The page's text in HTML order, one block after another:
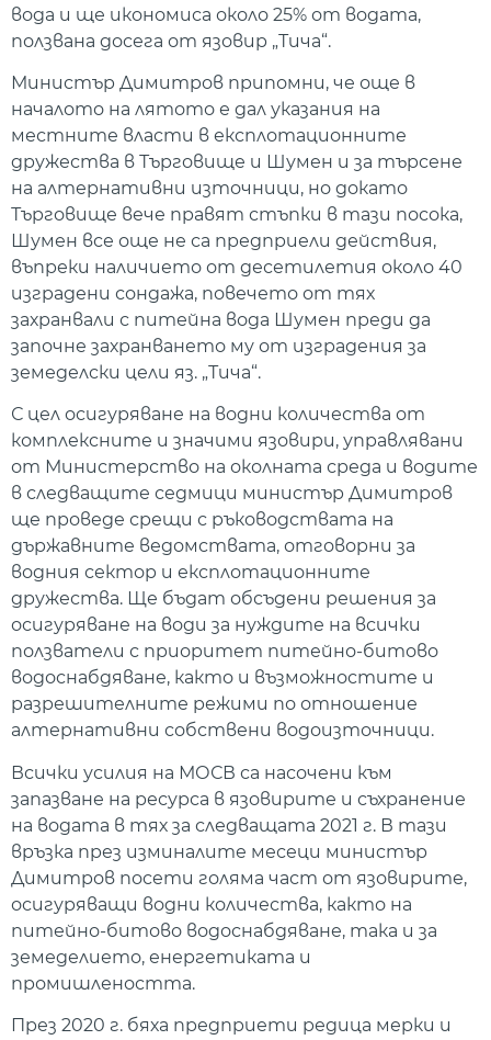
вода и ще икономиса около 25% от водата,
ползвана досега от язовир „Тича“.
Министър Димитров припомни, че още в
началото на лятото е дал указания на
местните власти в експлотационните
дружества в Търговище и Шумен и за търсене
на алтернативни източници, но докато
Търговище вече правят стъпки в тази посока,
Шумен все още не са предприели действия,
въпреки наличието от десетилетия около 40
изградени сондажа, повечето от тях
захранвали с питейна вода Шумен преди да
започне захранването му от изградения за
земеделски цели яз. „Тича“.
С цел осигуряване на водни количества от
комплексните и значими язовири, управлявани
от Министерство на околната среда и водите
в следващите седмици министър Димитров
ще проведе срещи с ръководствата на
държавните ведомствата, отговорни за
водния сектор и експлотационните
дружества. Ще бъдат обсъдени решения за
осигуряване на води за нуждите на всички
ползватели с приоритет питейно-битово
водоснабдяване, както и възможностите и
разрешителните режими по отношение
алтернативни собствени водоизточници.
Всички усилия на МОСВ са насочени към
запазване на ресурса в язовирите и съхранение
на водата в тях за следващата 2021 г. В тази
връзка през изминалите месеци министър
Димитров посети голяма част от язовирите,
осигуряващи водни количества, както на
питейно-битово водоснабдяване, така и за
земеделието, енергетиката и
промишлеността.
През 2020 г. бяха предприети редица мерки и